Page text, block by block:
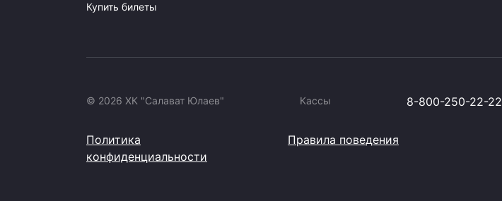
Купить билеты
© 2026 ХК "Салават Юлаев" Кассы 8-800-250-22-22
Политика
конфиденциальности
Правила поведения